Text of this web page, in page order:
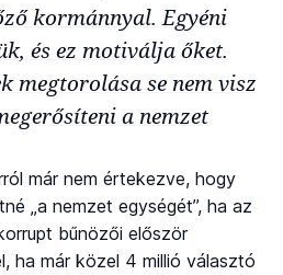
kormánnyal. Egyéni
és ez motiválja őket.
megtorolása se nem visz
a nemzet
már nem értekezve, hogy
„a nemzet egységét”, ha az
bűnözői először
ha már közel 4 millió választó